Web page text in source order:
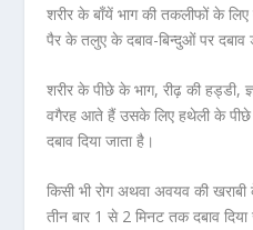
शरीर के बाँयें भाग की तकलीफों के लिए
पैर के तलुए के दबाव-बिन्दुओं पर दबाव
शरीर के पीछे के भाग, रीढ़ की हड्डी,
वगैरह आते हैं उसके लिए हथेली के
दबाव दिया जाता है।
किसी भी रोग अथवा अवयव की
तीन बार 1 से 2 मिनट तक दबाव